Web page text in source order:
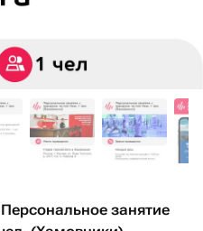
занятие